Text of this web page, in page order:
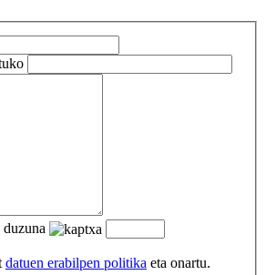
datuen erabilpen politika eta onartu.